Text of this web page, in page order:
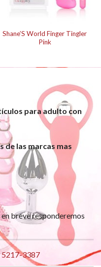
Shane’S World Finger Tingler
Pink
para adulto con
de las marcas mas
breve responderemos
5217-3387